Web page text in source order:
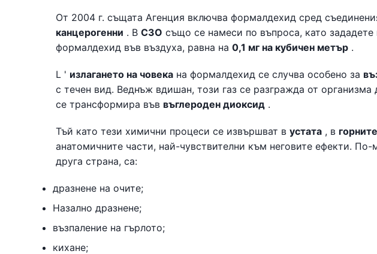
От 2004 г. същата Агенция включва формалдехид сред
канцерогенни . В СЗО също се намеси по въпроса, като зададете
формалдехид във въздуха, равна на 0,1 мг на кубичен метър .
L ' излагането на човека на формалдехид се случва особено за
с течен вид. Веднъж вдишан, този газ се разгражда от организма
се трансформира във въглероден диоксид .
Тъй като тези химични процеси се извършват в устата , в
анатомичните части, най-чувствителни към неговите ефекти.
друга страна, са:
дразнене на очите;
Назално дразнене;
възпаление на гърлото;
кихане;